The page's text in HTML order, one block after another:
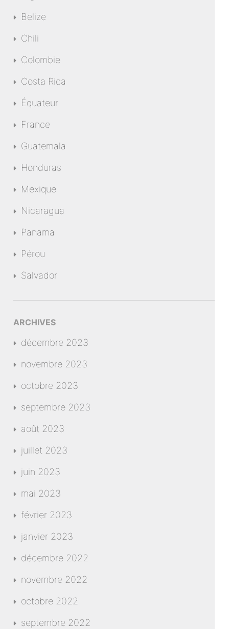
Belize
Chili
Colombie
Costa Rica
Équateur
France
Guatemala
Honduras
Mexique
Nicaragua
Panama
Pérou
Salvador
ARCHIVES
décembre 2023
novembre 2023
octobre 2023
septembre 2023
août 2023
juillet 2023
juin 2023
mai 2023
février 2023
janvier 2023
décembre 2022
novembre 2022
octobre 2022
septembre 2022